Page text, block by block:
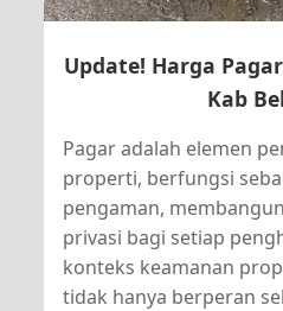
Update! Harga
Kab
Pagar adalah elemen
properti, berfungsi
pengaman,
privasi bagi setiap
konteks keamanan
tidak hanya berperan